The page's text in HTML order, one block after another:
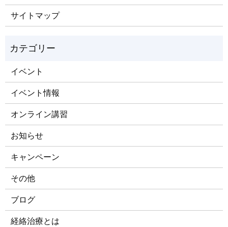
サイトマップ
イベント
イベント情報
オンライン講習
お知らせ
キャンペーン
その他
ブログ
経絡治療とは